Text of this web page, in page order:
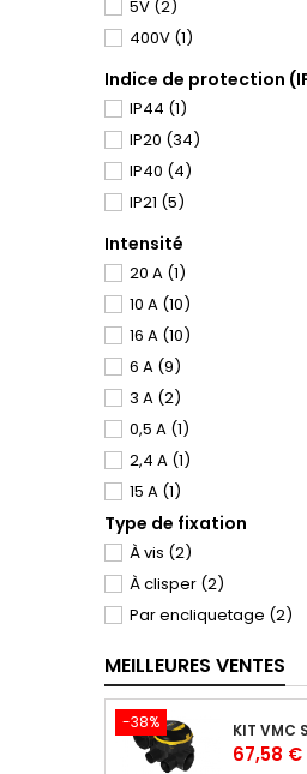
5V (2)
400V (1)
Indice de protection
IP44 (1)
IP20 (34)
IP40 (4)
IP21 (5)
Intensité
20 A (1)
10 A (10)
16 A (10)
6 A (9)
3 A (2)
0,5 A (1)
2,4 A (1)
15 A (1)
Type de fixation
À vis (2)
À clisper (2)
Par encliquetage (2)
MEILLEURES VENTES
-38%
Prix
67,58 €